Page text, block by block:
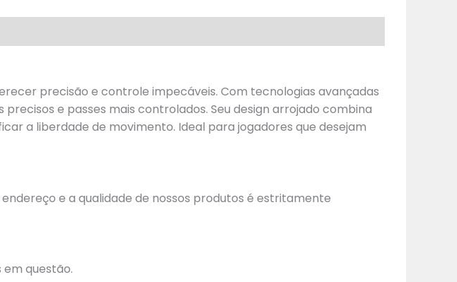
precisão e controle impecáveis. Com tecnologias avançadas
e passes mais controlados. Seu design arrojado combina
a liberdade de movimento. Ideal para jogadores que desejam
e a qualidade de nossos produtos é estritamente
questão.